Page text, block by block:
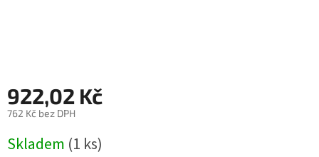
922,02 Kč
762 Kč bez DPH
cena:
Skladem (1 ks)